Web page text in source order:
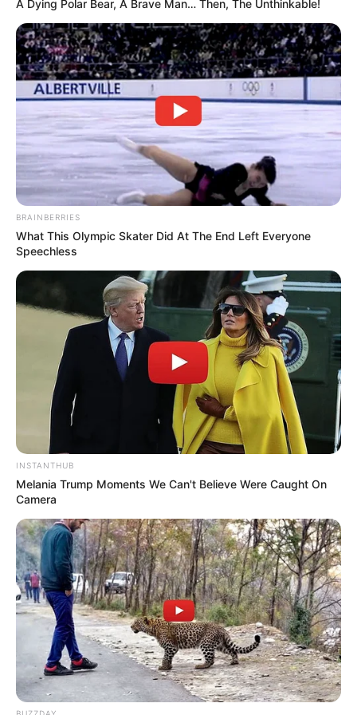
C’est important et urgent.
La détenue Lombard dit à Eve : « Nathalie
Gimenez fait peur à tout le monde. Elle
continue son business depuis la prison. »
Muriel dit à Charles qu’il devrait accepter d’être
le parrain de Thomas. Muriel lui dit : « si tu
continues de la balader, elle va commencer à
se douter ». Charles hurle « je peux pas ».
Muriel dit « signe ce papier et on n’en parle
plus ».
Claudine et Clément passent aux aveux
Claudine et Clément parlent à cœur ouvert à la
juge Alphand.Claudine avoue qu’elle a aidé
A Dying Polar Bear, A Brave Man… Then, The Unthinkable!
BRAINBERRIES
What This Olympic Skater Did At The End Left Everyone
Speechless
INSTANTHUB
Melania Trump Moments We Can't Believe Were Caught On
Camera